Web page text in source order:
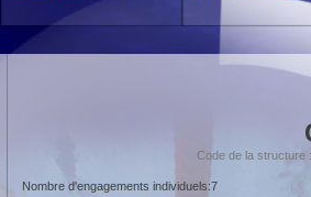
Code de la structure
Nombre d'engagements individuels:7